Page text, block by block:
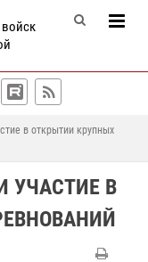
в открытии крупных
УЧАСТИЕ В